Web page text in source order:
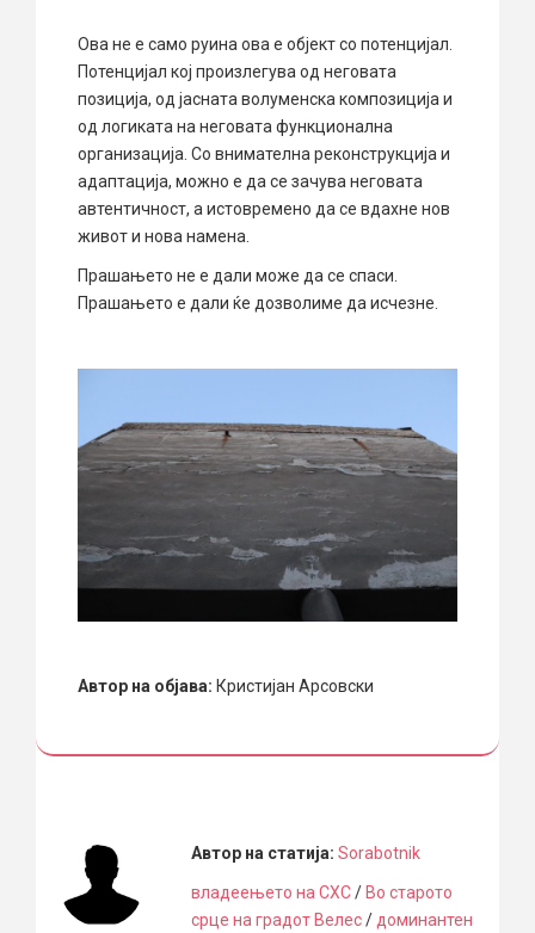
Ова не е само руина ова е објект со потенцијал.
Потенцијал кој произлегува од неговата
позиција, од јасната волуменска композиција и
од логиката на неговата функционална
организација. Со внимателна реконструкција и
адаптација, можно е да се зачува неговата
автентичност, а истовремено да се вдахне нов
живот и нова намена.
Прашањето не е дали може да се спаси.
Прашањето е дали ќе дозволиме да исчезне.
Автор на објава: Кристијан Арсовски
Автор на статија: Sorabotnik
владеењето на СХС/Во старото
срце на градот Велес/ доминантен